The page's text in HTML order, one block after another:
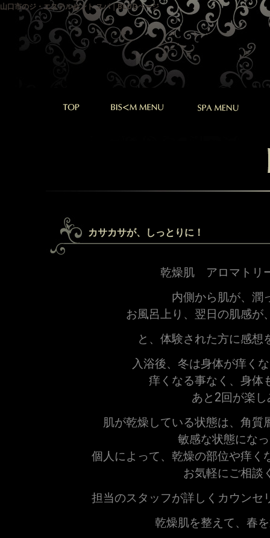
山口市のジ・エステルセント スパ｜BLOGページ
カサカサが、しっとりに！
乾燥肌 アロマトリ
内側から肌が、潤
お風呂上り、翌日の肌感が
と、体験された方に感想
入浴後、冬は身体が痒く
痒くなる事なく、身体
あと2回が楽
肌が乾燥している状態は、角質
敏感な状態にな
個人によって、乾燥の部位や痒く
お気軽にご相談
担当のスタッフが詳しくカウンセ
乾燥肌を整えて、春